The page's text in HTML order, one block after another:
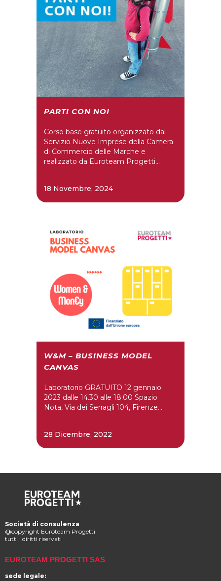
PARTI CON NOI
Corso base gratuito organizzato dal
Servizio Nuove Imprese della Camera
di Commercio delle Marche e
realizzato da Euroteam Progetti...
18 Novembre, 2024
W&M – BUSINESS MODEL
CANVAS
Laboratorio GRATUITO 12 gennaio
2023 dalle 14.30 alle 18.00 Spazio
Nota, Via dei Serragli 104, Firenze...
28 Dicembre, 2022
Società di consulenza
@copyright Euroteam Progetti
tutti i diritti riservati
EUROTEAM PROGETTI SAS
sede legale: